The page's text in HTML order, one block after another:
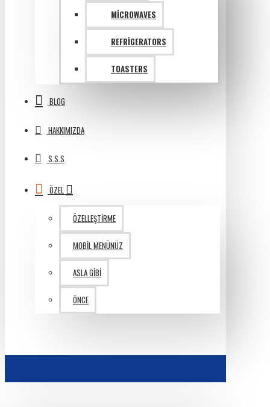
MICROWAVES
REFRIGERATORS
TOASTERS
BLOG
HAKKIMIZDA
S.S.S
ÖZEL
ÖZELLEŞTIRME
MOBIL MENÜNÜZ
ASLA GIBI
ÖNCE